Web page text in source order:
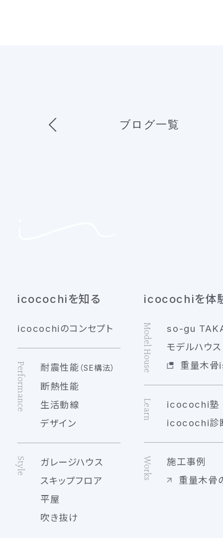
ブログ一覧
icocochiを知る
icocochiのコンセプト
Performance 耐震性能 （SE構法）
断熱性能
生活動線
デザイン
Style
ガレージハウス
スキップフロア
平屋
吹き抜け
icocochiを体
Model House
so-gu
モデルハウ
重量木
Learn
icocochi塾
icocochi診
Works
施工事例
重量木骨